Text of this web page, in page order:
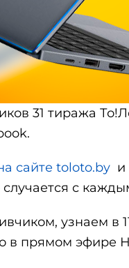
31 тиража
сайте toloto.by и
с
узнаем в
в прямом эфире